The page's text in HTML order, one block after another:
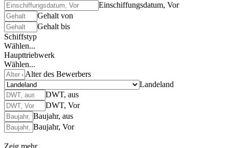
Einschiffungsdatum, Vor
Gehalt von
Gehalt bis
Schiffstyp
Wählen...
Haupttriebwerk
Wählen...
Alter des Bewerbers
Landeland
DWT, aus
DWT, Vor
Baujahr, aus
Baujahr, Vor
Zeig mehr